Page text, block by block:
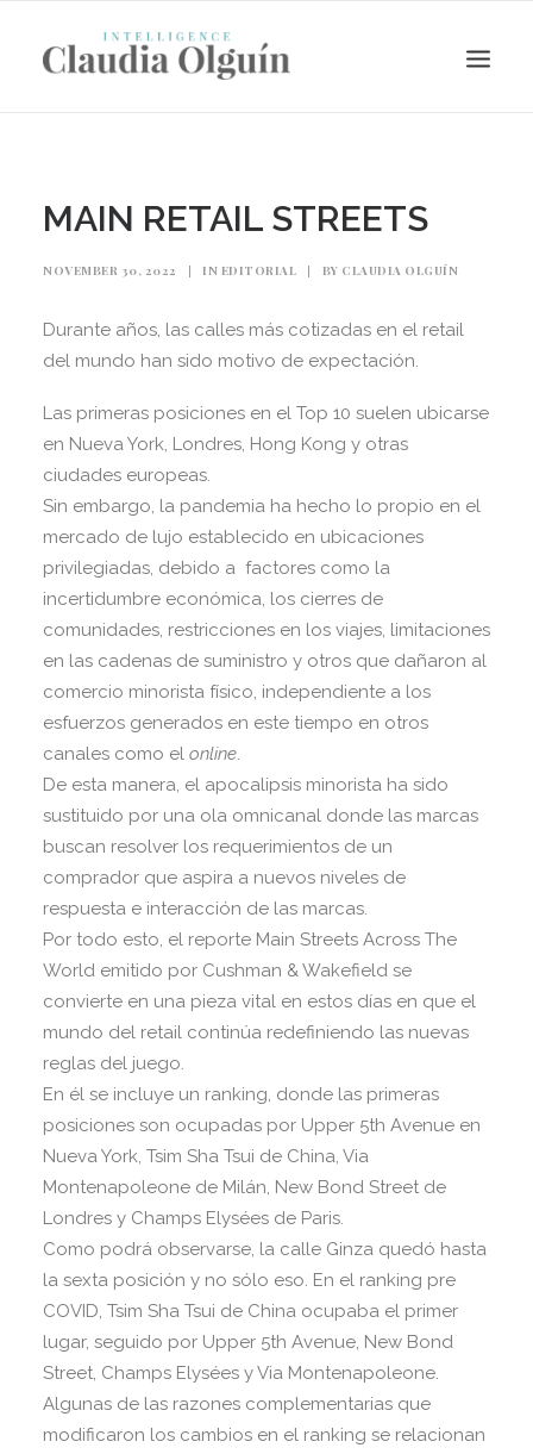
Search
MAIN RETAIL STREETS
NOVEMBER 30, 2022 | IN EDITORIAL | BY CLAUDIA OLGUÍN
Durante años, las calles más cotizadas en el retail
del mundo han sido motivo de expectación.
Las primeras posiciones en el Top 10 suelen ubicarse
en Nueva York, Londres, Hong Kong y otras
ciudades europeas.
Sin embargo, la pandemia ha hecho lo propio en el
mercado de lujo establecido en ubicaciones
privilegiadas, debido a factores como la
incertidumbre económica, los cierres de
comunidades, restricciones en los viajes, limitaciones
en las cadenas de suministro y otros que dañaron al
comercio minorista físico, independiente a los
esfuerzos generados en este tiempo en otros
canales como el online.
De esta manera, el apocalipsis minorista ha sido
sustituido por una ola omnicanal donde las marcas
buscan resolver los requerimientos de un
comprador que aspira a nuevos niveles de
respuesta e interacción de las marcas.
Por todo esto, el reporte Main Streets Across The
World emitido por Cushman & Wakefield se
convierte en una pieza vital en estos días en que el
mundo del retail continúa redefiniendo las nuevas
reglas del juego.
En él se incluye un ranking, donde las primeras
posiciones son ocupadas por Upper 5th Avenue en
Nueva York, Tsim Sha Tsui de China, Via
Montenapoleone de Milán, New Bond Street de
Londres y Champs Elysées de Paris.
Como podrá observarse, la calle Ginza quedó hasta
la sexta posición y no sólo eso. En el ranking pre
COVID, Tsim Sha Tsui de China ocupaba el primer
lugar, seguido por Upper 5th Avenue, New Bond
Street, Champs Elysées y Via Montenapoleone.
Algunas de las razones complementarias que
modificaron los cambios en el ranking se relacionan